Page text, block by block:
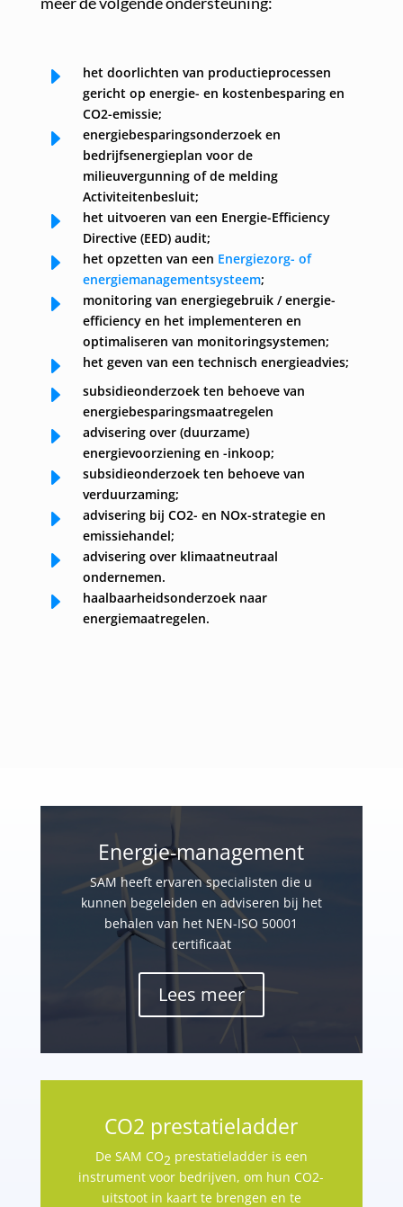
E
het doorlichten van productieprocessen
gericht op energie- en kostenbesparing en
CO2-emissie;
E
energiebesparingsonderzoek en
bedrijfsenergieplan voor de
milieuvergunning of de melding
Activiteitenbesluit;
E
het uitvoeren van een Energie-Efficiency
Directive (EED) audit;
E het opzetten van een Energiezorg- of
energiemanagementsysteem;
E
monitoring van energiegebruik / energie-
efficiency en het implementeren en
optimaliseren van monitoringsystemen;
E het geven van een technisch energieadvies;
E
subsidieonderzoek ten behoeve van
energiebesparingsmaatregelen
E
advisering over (duurzame)
energievoorziening en -inkoop;
E
subsidieonderzoek ten behoeve van
verduurzaming;
E
advisering bij CO2- en NOx-strategie en
emissiehandel;
E
advisering over klimaatneutraal
ondernemen.
E
haalbaarheidsonderzoek naar
energiemaatregelen.
Energie-management
SAM heeft ervaren specialisten die u
kunnen begeleiden en adviseren bij het
behalen van het NEN-ISO 50001
certificaat
Lees meer
CO2 prestatieladder
De SAM CO2 prestatieladder is een
instrument voor bedrijven, om hun CO2-
uitstoot in kaart te brengen en te